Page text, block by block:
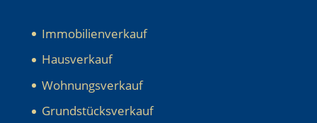
Immobilienverkauf
Hausverkauf
Wohnungsverkauf
Grundstücksverkauf